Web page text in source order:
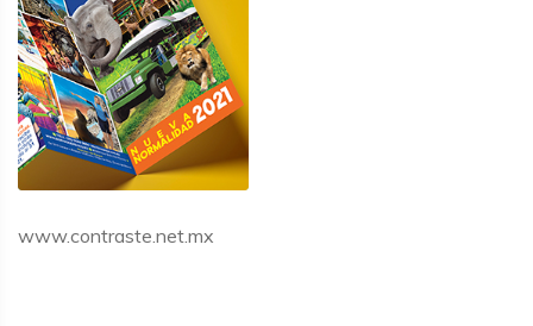
www.contraste.net.mx